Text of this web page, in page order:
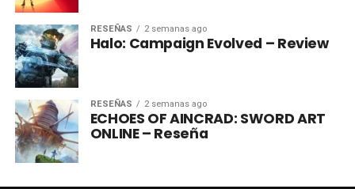
RESEÑAS 2 semanas ago
Halo: Campaign Evolved – Review
RESEÑAS 2 semanas ago
ECHOES OF AINCRAD: SWORD ART
ONLINE – Reseña